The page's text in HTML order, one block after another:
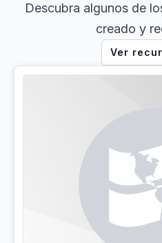
Descubra algunos de
creado y
Ver